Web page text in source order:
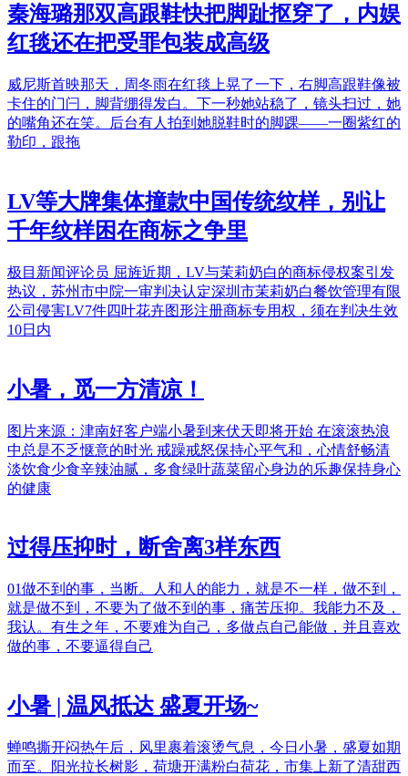
秦海璐那双高跟鞋快把脚趾抠穿了，内娱
红毯还在把受罪包装成高级
威尼斯首映那天，周冬雨在红毯上晃了一下，右脚高跟鞋像被
卡住的门闩，脚背绷得发白。下一秒她站稳了，镜头扫过，她
的嘴角还在笑。后台有人拍到她脱鞋时的脚踝——一圈紫红的
勒印，跟拖
LV等大牌集体撞款中国传统纹样，别让
千年纹样困在商标之争里
极目新闻评论员 屈旌近期，LV与茉莉奶白的商标侵权案引发
热议，苏州市中院一审判决认定深圳市茉莉奶白餐饮管理有限
公司侵害LV7件四叶花卉图形注册商标专用权，须在判决生效
10日内
小暑，觅一方清凉！
图片来源：津南好客户端小暑到来伏天即将开始 在滚滚热浪
中总是不乏惬意的时光 戒躁戒怒保持心平气和，心情舒畅清
淡饮食少食辛辣油腻，多食绿叶蔬菜留心身边的乐趣保持身心
的健康
过得压抑时，断舍离3样东西
01做不到的事，当断。人和人的能力，就是不一样，做不到，
就是做不到，不要为了做不到的事，痛苦压抑。我能力不及，
我认。有生之年，不要难为自己，多做点自己能做，并且喜欢
做的事，不要逼得自己
小暑 | 温风抵达 盛夏开场~
蝉鸣撕开闷热午后，风里裹着滚烫气息，今日小暑，盛夏如期
而至。阳光拉长树影，荷塘开满粉白荷花，市集上新了清甜西